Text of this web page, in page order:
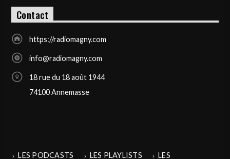
Contact
https://radiomagny.com
info@radiomagny.com
18 rue du 18 août 1944
74100 Annemasse
LES PODCASTS LES PLAYLISTS LES